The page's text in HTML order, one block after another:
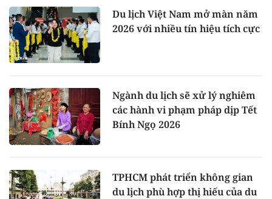
Du lịch Việt Nam mở màn năm
2026 với nhiều tín hiệu tích cực
Ngành du lịch sẽ xử lý nghiêm
các hành vi phạm pháp dịp Tết
Bính Ngọ 2026
TPHCM phát triển không gian
du lịch phù hợp thị hiếu của du